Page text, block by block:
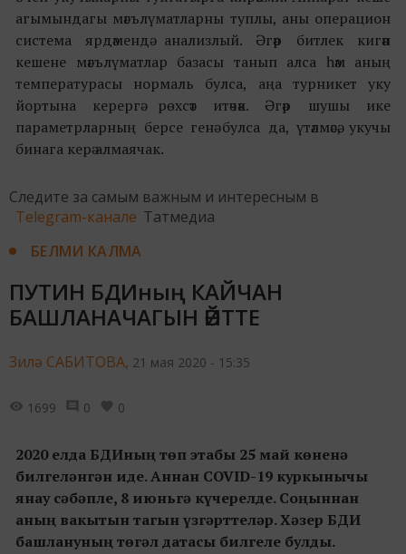
агымындагы мәгълүматларны туплы, аны операцион
система ярдәмендә анализлый. Әгәр битлек кигән
кешене мәгълүматлар базасы танып алса һәм аның
температурасы нормаль булса, аңа турникет уку
йортына керергә рөхсәт итәчәк. Әгәр шушы ике
параметрларның берсе генә булса да, үтәлмәсә, укучы
бинага керә алмаячак.
Следите за самым важным и интересным в
Telegram-канале Татмедиа
БЕЛМИ КАЛМА
ПУТИН БДИның КАЙЧАН
БАШЛАНАЧАГЫН ӘЙТТЕ
Зилә САБИТОВА, 21 мая 2020 - 15:35
1699 0 0
2020 елда БДИның төп этабы 25 май көненә
билгеләнгән иде. Аннан COVID-19 куркынычы
янау сәбәпле, 8 июньгә күчерелде. Соңыннан
аның вакытын тагын үзгәрттеләр. Хәзер БДИ
башлануның төгәл датасы билгеле булды.